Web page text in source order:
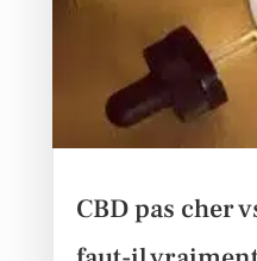
CBD pas cher